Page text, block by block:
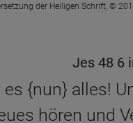
der Heiligen Schrift, ©
Jes 48 6
{nun} alles!
hören und